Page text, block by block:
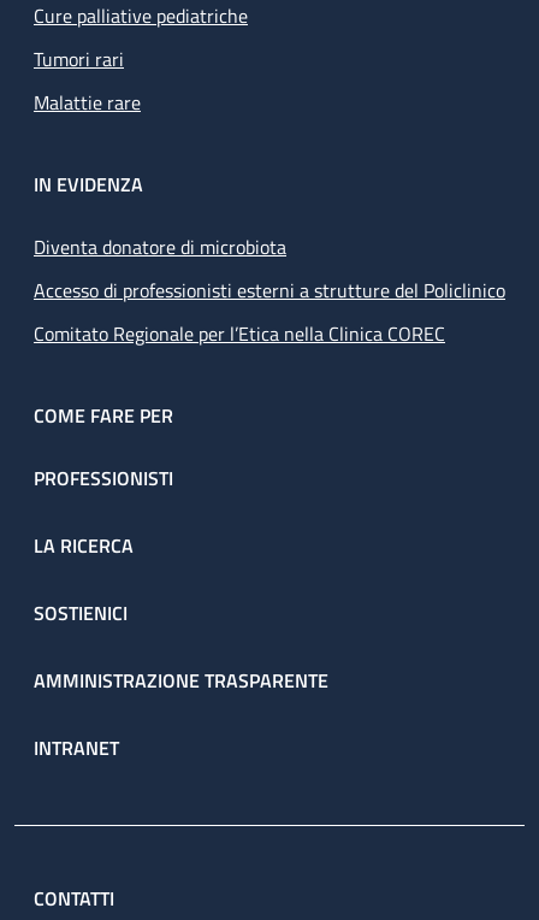
Cure palliative pediatriche
Tumori rari
Malattie rare
IN EVIDENZA
Diventa donatore di microbiota
Accesso di professionisti esterni a strutture del Policlinico
Comitato Regionale per l’Etica nella Clinica COREC
COME FARE PER
PROFESSIONISTI
LA RICERCA
SOSTIENICI
AMMINISTRAZIONE TRASPARENTE
INTRANET
CONTATTI